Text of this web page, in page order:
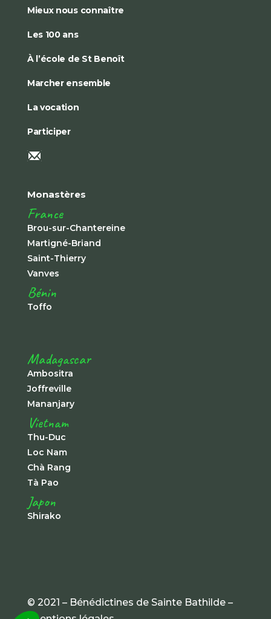
Mieux nous connaître
Les 100 ans
À l’école de St Benoît
Marcher ensemble
La vocation
Participer
Monastères
France
Brou-sur-Chantereine
Martigné-Briand
Saint-Thierry
Vanves
Bénin
Toffo
Madagascar
Ambositra
Joffreville
Mananjary
Vietnam
Thu-Duc
Loc Nam
Chà Rang
Tà Pao
Japon
Shirako
© 2021 – Bénédictines de Sainte Bathilde –